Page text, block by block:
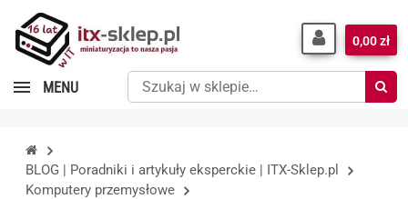
Szukaj
w
0,00 zł
MENU
BLOG | Poradniki i artykuły eksperckie | ITX-Sklep.pl
Komputery przemysłowe